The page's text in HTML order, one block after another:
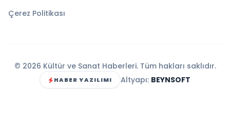
Çerez Politikası
© 2026 Kültür ve Sanat Haberleri. Tüm hakları saklıdır.
HABER YAZILIMI Altyapı: BEYNSOFT